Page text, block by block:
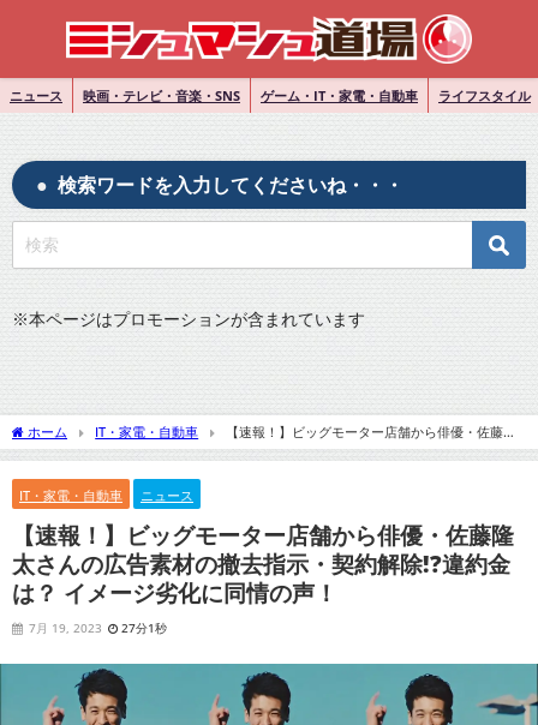
ニュース 映画・テレビ・音楽・SNS ゲーム・IT・家電・自動車 ライフスタイル
検索ワードを入力してくださいね・・・
※本ページはプロモーションが含まれています
ホーム IT・家電・自動車
【速報！】ビッグモーター店舗から俳優・佐藤隆
太さんの広告素材の撤去指示・契約解除!?違約金は？ イメージ劣化に同情の声！
IT・家電・自動車 ニュース
【速報！】ビッグモーター店舗から俳優・佐藤隆
太さんの広告素材の撤去指示・契約解除!?違約金
は？ イメージ劣化に同情の声！
7月 19, 2023 27分1秒